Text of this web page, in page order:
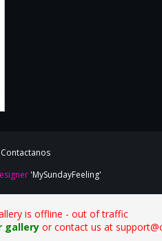
Contactanos
'MySundayFeeling'
is offline - out of traffic
galleryor contact us at